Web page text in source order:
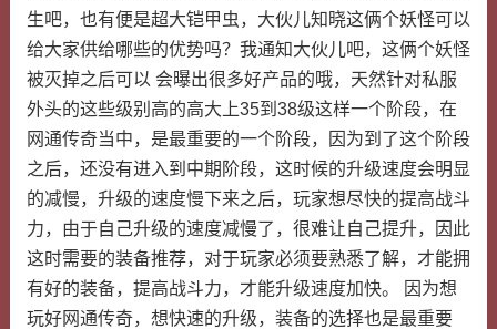
生吧，也有便是超大铠甲虫，大伙儿知晓这俩个妖怪可以
给大家供给哪些的优势吗？我通知大伙儿吧，这俩个妖怪
被灭掉之后可以 会曝出很多好产品的哦，天然针对私服
外头的这些级别高的高大上35到38级这样一个阶段，在
网通传奇当中，是最重要的一个阶段，因为到了这个阶段
之后，还没有进入到中期阶段，这时候的升级速度会明显
的减慢，升级的速度慢下来之后，玩家想尽快的提高战斗
力，由于自己升级的速度减慢了，很难让自己提升，因此
这时需要的装备推荐，对于玩家必须要熟悉了解，才能拥
有好的装备，提高战斗力，才能升级速度加快。 因为想
玩好网通传奇，想快速的升级，装备的选择也是最重要